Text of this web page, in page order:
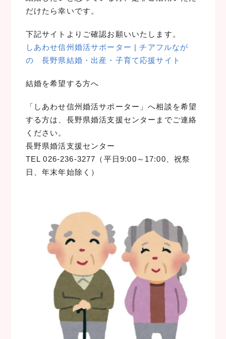
だけたら幸いです。
下記サイトよりご確認お願いいたします。
しあわせ信州婚活サポーター | チアフルなが
の 長野県結婚・出産・子育て応援サイト
結婚を希望する方へ
「しあわせ信州婚活サポーター」へ相談を希望
する方は、長野県婚活支援センターまでご連絡
ください。
長野県婚活支援センター
TEL 026-236-3277（平日9:00～17:00、祝祭
日、年末年始除く）